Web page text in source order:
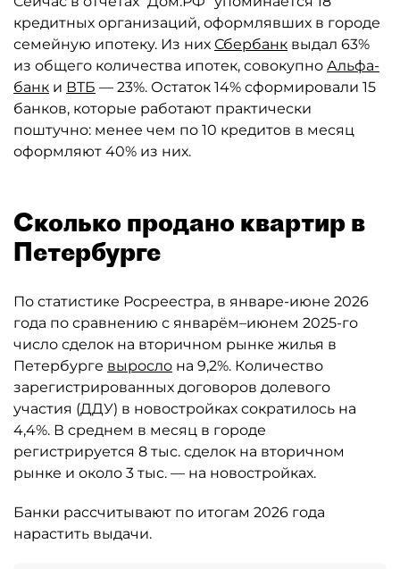
кредитных организаций, оформлявших в городе
семейную ипотеку. Из них Сбербанк выдал 63%
из общего количества ипотек, совокупно Альфа-
банк и ВТБ — 23%. Остаток 14% сформировали 15
банков, которые работают практически
поштучно: менее чем по 10 кредитов в месяц
оформляют 40% из них.
Сколько продано квартир в
Петербурге
По статистике Росреестра, в январе-июне 2026
года по сравнению с январём–июнем 2025-го
число сделок на вторичном рынке жилья в
Петербурге выросло на 9,2%. Количество
зарегистрированных договоров долевого
участия (ДДУ) в новостройках сократилось на
4,4%. В среднем в месяц в городе
регистрируется 8 тыс. сделок на вторичном
рынке и около 3 тыс. — на новостройках.
Банки рассчитывают по итогам 2026 года
нарастить выдачи.